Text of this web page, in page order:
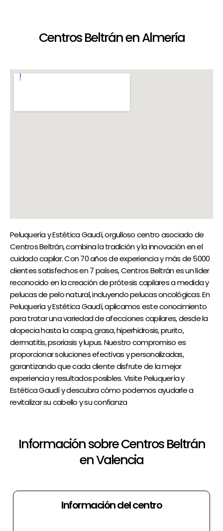
Centros Beltrán en Almería
Peluquería y Estética Gaudí, orgulloso centro asociado de
Centros Beltrán, combina la tradición y la innovación en el
cuidado capilar. Con 70 años de experiencia y más de 5000
clientes satisfechos en 7 países, Centros Beltrán es un líder
reconocido en la creación de prótesis capilares a medida y
pelucas de pelo natural, incluyendo pelucas oncológicas. En
Peluquería y Estética Gaudí, aplicamos este conocimiento
para tratar una variedad de afecciones capilares, desde la
alopecia hasta la caspa, grasa, hiperhidrosis, prurito,
dermatitis, psoriasis y lupus. Nuestro compromiso es
proporcionar soluciones efectivas y personalizadas,
garantizando que cada cliente disfrute de la mejor
experiencia y resultados posibles. Visite Peluquería y
Estética Gaudí y descubra cómo podemos ayudarle a
revitalizar su cabello y su confianza
Información sobre Centros Beltrán
en Valencia
Información del centro